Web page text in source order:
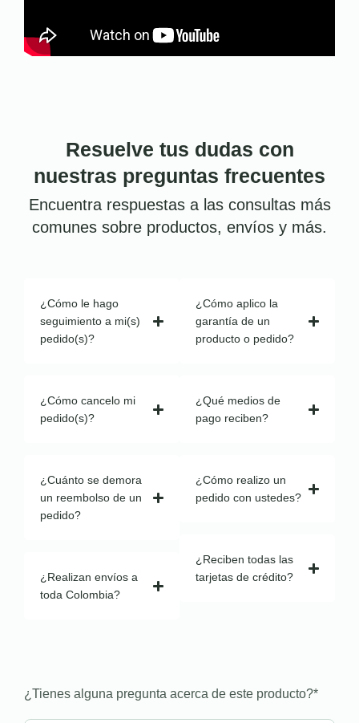
Resuelve tus dudas con
nuestras preguntas frecuentes
Encuentra respuestas a las consultas más
comunes sobre productos, envíos y más.
¿Cómo le hago
seguimiento a mi(s)
pedido(s)?
¿Cómo cancelo mi
pedido(s)?
¿Cuánto se demora
un reembolso de un
pedido?
¿Realizan envíos a
toda Colombia?
¿Cómo aplico la
garantía de un
producto o pedido?
¿Qué medios de
pago reciben?
¿Cómo realizo un
pedido con ustedes?
¿Reciben todas las
tarjetas de crédito?
¿Tienes alguna pregunta acerca de este producto?*